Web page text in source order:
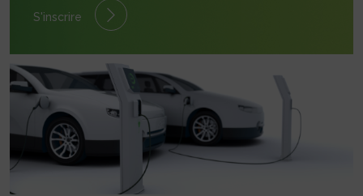
S'inscrire